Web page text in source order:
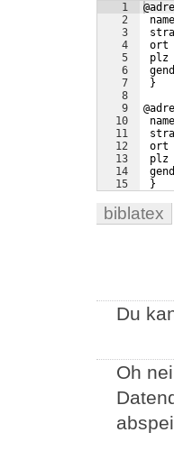
1
2
3
4
5
6
7
8
9
10
11
12
13
14
15
ort
plz
}
ort
plz
}
biblatex
Du
Oh